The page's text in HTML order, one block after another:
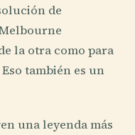
de
la otra como para
también es un
una leyenda más